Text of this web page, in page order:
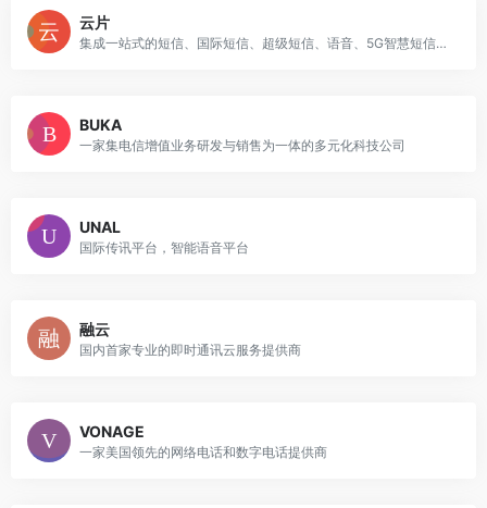
云片
集成一站式的短信、国际短信、超级短信、语音、5G智慧短信、身份认证和营销管理能力
BUKA
一家集电信增值业务研发与销售为一体的多元化科技公司
UNAL
国际传讯平台，智能语音平台
融云
国内首家专业的即时通讯云服务提供商
VONAGE
一家美国领先的网络电话和数字电话提供商